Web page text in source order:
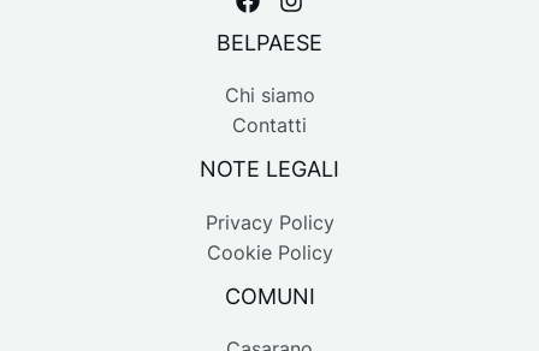
BELPAESE
Chi siamo
Contatti
NOTE LEGALI
Privacy Policy
Cookie Policy
COMUNI